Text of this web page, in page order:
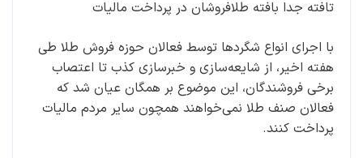
تافته جدا بافته طلافروشان در پرداخت مالیات
با اجرای انواع شگردها توسط فعالان حوزه فروش طلا طی
هفته اخیر، از شایعه‌سازی و خبرسازی کذب تا اعتصاب
برخی فروشندگان، این موضوع بر همگان عیان شد که
فعالان صنف طلا نمی‌خواهند همچون سایر مردم مالیات
پرداخت کنند.